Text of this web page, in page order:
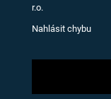
r.o.
Nahlásit chybu